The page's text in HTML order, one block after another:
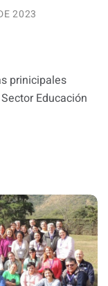
2023
prinicipales
Educación